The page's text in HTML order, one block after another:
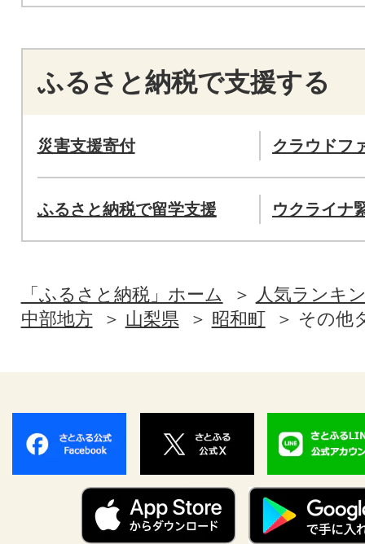
ふるさと納税で支援する
災害支援寄付 クラウドフ
ふるさと納税で留学支援 ウクライナ
「ふるさと納税」ホーム
人気ランキ
中部地方
山梨県 昭和町 その他